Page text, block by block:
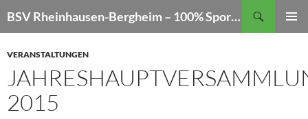
Inhalt
BSV Rheinhausen-Bergheim – 100% Sportschießen
VERANSTALTUNGEN
2015